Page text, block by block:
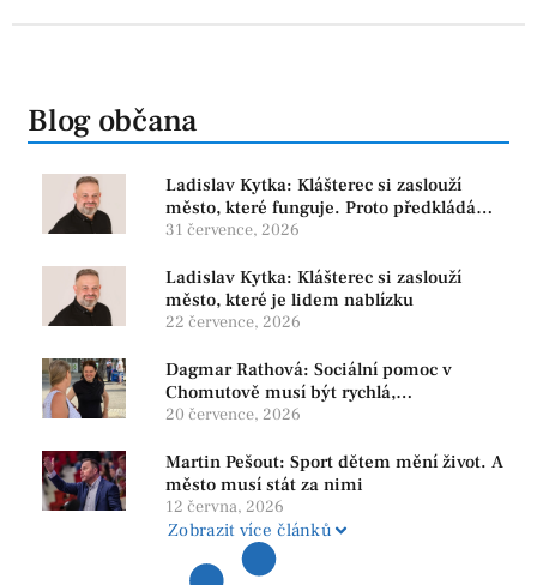
Blog občana
Ladislav Kytka: Klášterec si zaslouží
město, které funguje. Proto předkládáme
program, který řeší skutečné problémy
31 července, 2026
Ladislav Kytka: Klášterec si zaslouží
město, které je lidem nablízku
22 července, 2026
Dagmar Rathová: Sociální pomoc v
Chomutově musí být rychlá,
srozumitelná a férová. Ne udržovat lidi v
20 července, 2026
Martin Pešout: Sport dětem mění život. A
město musí stát za nimi
12 června, 2026
Zobrazit více článků